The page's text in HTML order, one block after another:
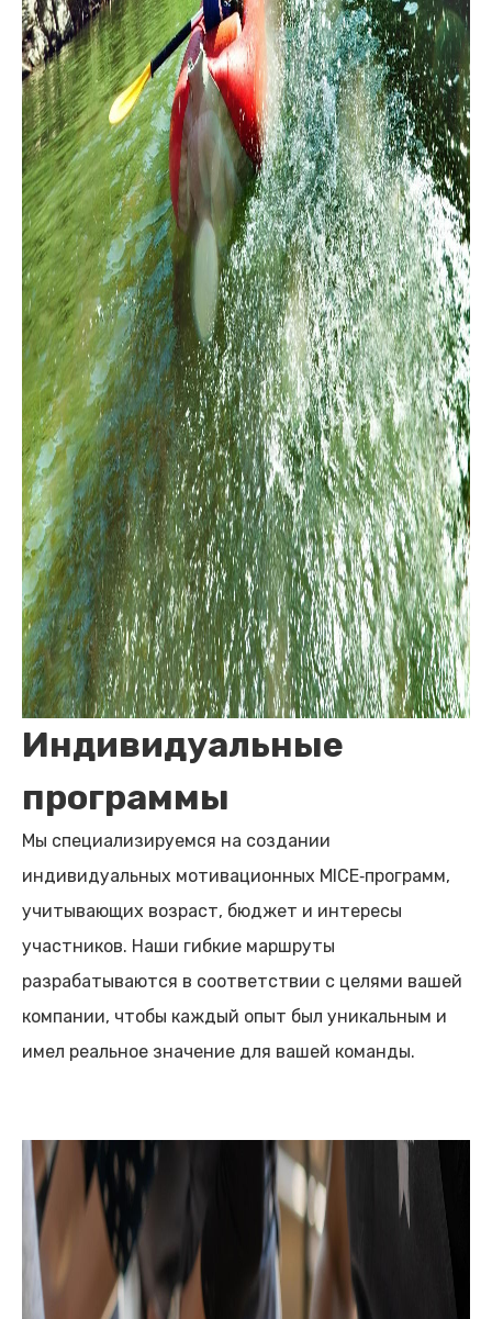
Индивидуальные
программы
Мы специализируемся на создании
индивидуальных мотивационных MICE‑программ,
учитывающих возраст, бюджет и интересы
участников. Наши гибкие маршруты
разрабатываются в соответствии с целями вашей
компании, чтобы каждый опыт был уникальным и
имел реальное значение для вашей команды.